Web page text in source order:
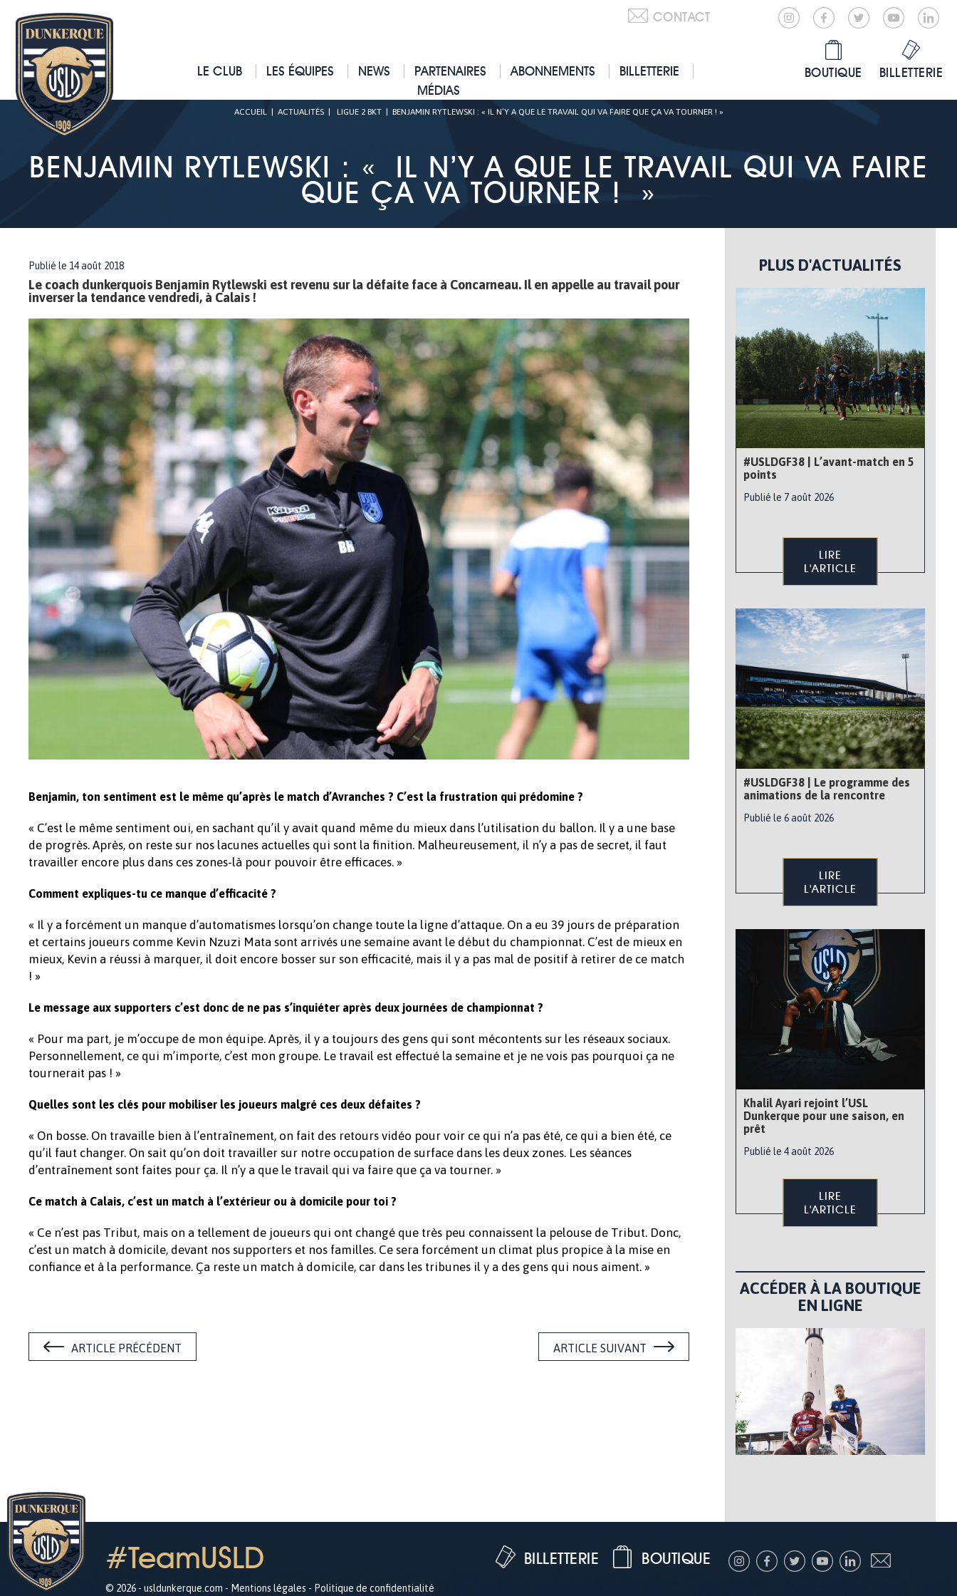
CONTACT
LE CLUB LES ÉQUIPES NEWS PARTENAIRES ABONNEMENTS
BILLETTERIE
MÉDIAS
BOUTIQUE BILLETTERIE
ACCUEIL| ACTUALITÉS| LIGUE 2 BKT| BENJAMIN RYTLEWSKI : « IL N’Y A QUE LE TRAVAIL QUI VA FAIRE QUE ÇA VA TOURNER ! »
BENJAMIN RYTLEWSKI : « IL N’Y A QUE LE TRAVAIL QUI VA FAIRE
QUE ÇA VA TOURNER ! »
Publié le 14 août 2018
Le coach dunkerquois Benjamin Rytlewski est revenu sur la défaite face à Concarneau. Il en appelle au travail pour
inverser la tendance vendredi, à Calais !
Benjamin, ton sentiment est le même qu’après le match d’Avranches ? C’est la frustration qui prédomine ?
« C’est le même sentiment oui, en sachant qu’il y avait quand même du mieux dans l’utilisation du ballon. Il y a une base
de progrès. Après, on reste sur nos lacunes actuelles qui sont la finition. Malheureusement, il n’y a pas de secret, il faut
travailler encore plus dans ces zones-là pour pouvoir être efficaces. »
Comment expliques-tu ce manque d’efficacité ?
« Il y a forcément un manque d’automatismes lorsqu’on change toute la ligne d’attaque. On a eu 39 jours de préparation
et certains joueurs comme Kevin Nzuzi Mata sont arrivés une semaine avant le début du championnat. C’est de mieux en
mieux, Kevin a réussi à marquer, il doit encore bosser sur son efficacité, mais il y a pas mal de positif à retirer de ce match
! »
Le message aux supporters c’est donc de ne pas s’inquiéter après deux journées de championnat ?
« Pour ma part, je m’occupe de mon équipe. Après, il y a toujours des gens qui sont mécontents sur les réseaux sociaux.
Personnellement, ce qui m’importe, c’est mon groupe. Le travail est effectué la semaine et je ne vois pas pourquoi ça ne
tournerait pas ! »
Quelles sont les clés pour mobiliser les joueurs malgré ces deux défaites ?
« On bosse. On travaille bien à l’entraînement, on fait des retours vidéo pour voir ce qui n’a pas été, ce qui a bien été, ce
qu’il faut changer. On sait qu’on doit travailler sur notre occupation de surface dans les deux zones. Les séances
d’entraînement sont faites pour ça. Il n’y a que le travail qui va faire que ça va tourner. »
Ce match à Calais, c’est un match à l’extérieur ou à domicile pour toi ?
« Ce n’est pas Tribut, mais on a tellement de joueurs qui ont changé que très peu connaissent la pelouse de Tribut. Donc,
c’est un match à domicile, devant nos supporters et nos familles. Ce sera forcément un climat plus propice à la mise en
confiance et à la performance. Ça reste un match à domicile, car dans les tribunes il y a des gens qui nous aiment. »
ARTICLE PRÉCÉDENT ARTICLE SUIVANT
PLUS D'ACTUALITÉS
#USLDGF38 | L’avant-match en 5
points
Publié le 7 août 2026
LIRE
L'ARTICLE
#USLDGF38 | Le programme des
animations de la rencontre
Publié le 6 août 2026
LIRE
L'ARTICLE
Khalil Ayari rejoint l’USL
Dunkerque pour une saison, en
prêt
Publié le 4 août 2026
LIRE
L'ARTICLE
ACCÉDER À LA BOUTIQUE
EN LIGNE
#TeamUSLD
© 2026 - usldunkerque.com - Mentions légales - Politique de confidentialité
BOUTIQUE
BILLETTERIE